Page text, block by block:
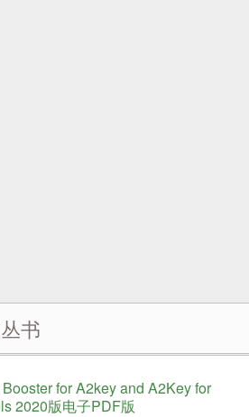
书
for A2key and A2Key for
2020版电子PDF版